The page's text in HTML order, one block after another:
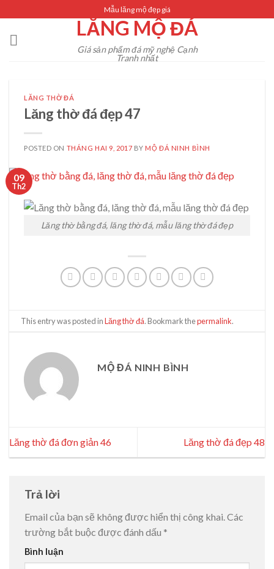
content
Mẫu lăng mộ đẹp giá
LĂNG MỘ ĐÁ
Giá sản phẩm đá mỹ nghệ Cạnh
Tranh nhất
LĂNG THỜ ĐÁ
Lăng thờ đá đẹp 47
POSTED ON THÁNG HAI 9, 2017 BY MỘ ĐÁ NINH BÌNH
09
Th2
Lăng thờ bằng đá, lăng thờ đá, mẫu lăng thờ đá đẹp
This entry was posted inLăng thờ đá. Bookmark thepermalink.
MỘ ĐÁ NINH BÌNH
Lăng thờ đá đơn giản 46 Lăng thờ đá đẹp 48
Trả lời
Email của bạn sẽ không được hiển thị công khai.Các
trường bắt buộc được đánh dấu *
Bình luận